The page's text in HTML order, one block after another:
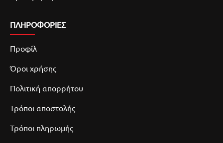
ΠΛΗΡΟΦΟΡΙΕΣ
Προφίλ
Όροι χρήσης
Πολιτική απορρήτου
Τρόποι αποστολής
Τρόποι πληρωμής